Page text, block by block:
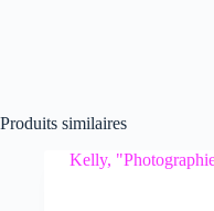
Produits similaires